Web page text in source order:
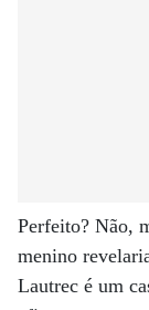
Perfeito? Não,
menino
Lautrec é um